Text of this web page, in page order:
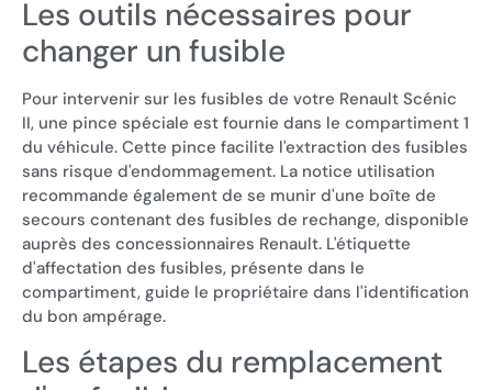
Les outils nécessaires pour
changer un fusible
Pour intervenir sur les fusibles de votre Renault Scénic
II, une pince spéciale est fournie dans le compartiment 1
du véhicule. Cette pince facilite l'extraction des fusibles
sans risque d'endommagement. La notice utilisation
recommande également de se munir d'une boîte de
secours contenant des fusibles de rechange, disponible
auprès des concessionnaires Renault. L'étiquette
d'affectation des fusibles, présente dans le
compartiment, guide le propriétaire dans l'identification
du bon ampérage.
Les étapes du remplacement